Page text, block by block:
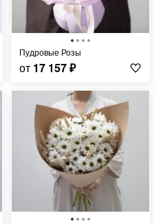
Пудровые Розы
от 17 157₽